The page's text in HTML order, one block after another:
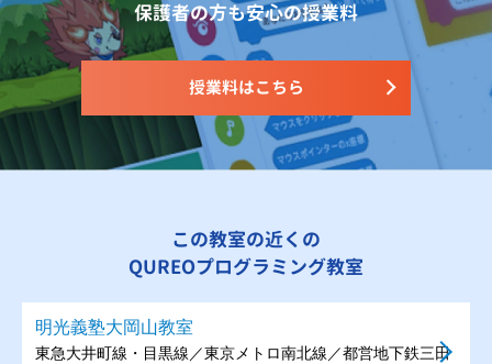
保護者の方も安心の授業料
授業料はこちら
この教室の近くの
QUREOプログラミング教室
明光義塾大岡山教室
東急大井町線・目黒線／東京メトロ南北線／都営地下鉄三田